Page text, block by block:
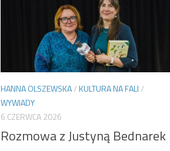
HANNA OLSZEWSKA/KULTURA NA FALI/
WYWIADY
6 CZERWCA 2026
Rozmowa z Justyną Bednarek